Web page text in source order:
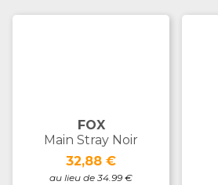
FOX
Main Stray Noir
Prix
32,88 €
au lieu de 34.99 €